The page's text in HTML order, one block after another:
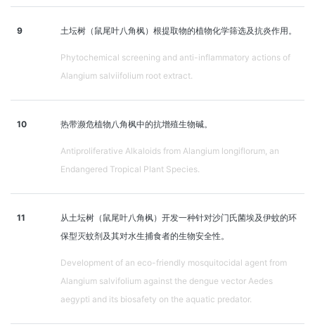
9 土坛树（鼠尾叶八角枫）根提取物的植物化学筛选及抗炎作用。
Phytochemical screening and anti-inflammatory actions of
Alangium salviifolium root extract.
10 热带濒危植物八角枫中的抗增殖生物碱。
Antiproliferative Alkaloids from Alangium longiflorum, an
Endangered Tropical Plant Species.
11
从土坛树（鼠尾叶八角枫）开发一种针对沙门氏菌埃及伊蚊的环
保型灭蚊剂及其对水生捕食者的生物安全性。
Development of an eco-friendly mosquitocidal agent from
Alangium salvifolium against the dengue vector Aedes
aegypti and its biosafety on the aquatic predator.